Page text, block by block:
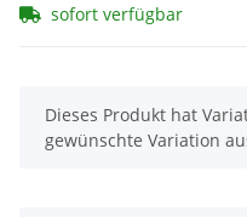
sofort verfügbar
x
Dieses Produkt hat
gewünschte Variation